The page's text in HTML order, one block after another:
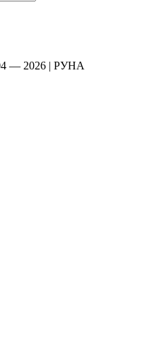
— 2026 | РУНА